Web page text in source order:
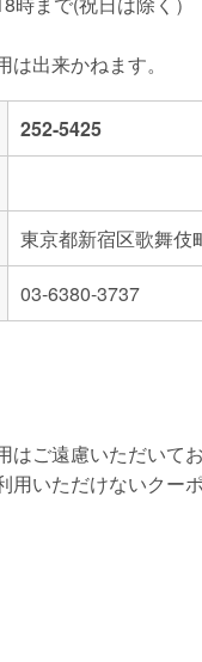
出来かねます。
252-5425
東京都新宿区歌舞伎
03-6380-3737
ご遠慮いただいてお